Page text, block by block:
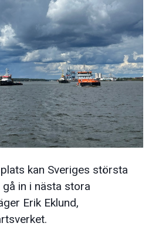
kan Sveriges största
in i nästa stora
Erik Eklund,